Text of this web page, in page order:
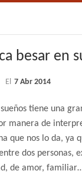
besar en
El 7 Abr 2014
tiene una
manera de
que nos lo da, ya
dos personas,
de amor,